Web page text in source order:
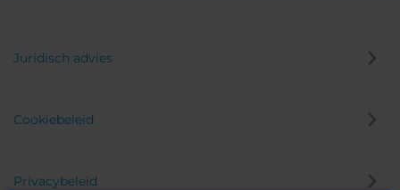
Juridisch advies
Cookiebeleid
Privacybeleid